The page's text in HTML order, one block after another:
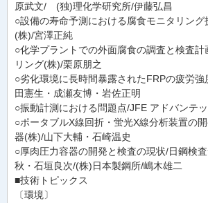
原武文/ (独)理化学研究所/伊藤弘昌
○設備の寿命予測における腐食モニタリン
(株)/宮澤正純
○化学プラントでの外面腐食の調査と検査
リング(株)/栗原朋之
○劣化環境に長時間暴露されたFRPの疲労
田憲生・成瀬友博・岩佐正明
○振動計測における問題点/JFE アドバンテ
○ポータブルX線回折・蛍光X線分析装置の
器(株)/山下大輔・石崎温史
○厚肉圧力容器の開発と検査の現状/日鋼検
秋・石垣良次/(株)日本製鋼所/嶋木雄二
■技術トピックス
〔環境〕